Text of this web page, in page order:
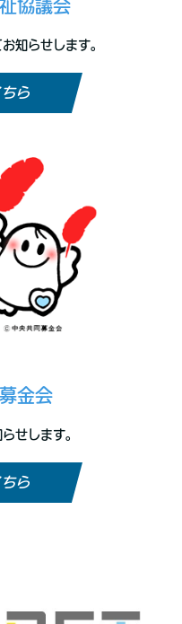
協議会
知らせします。
ら
金会
せします。
ら